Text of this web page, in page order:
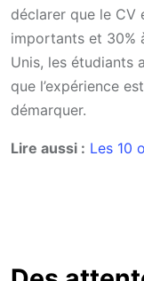
déclarer que le
importants et 30%
Unis, les étudiants
que l’expérience
démarquer.
Lire aussi : Les 10